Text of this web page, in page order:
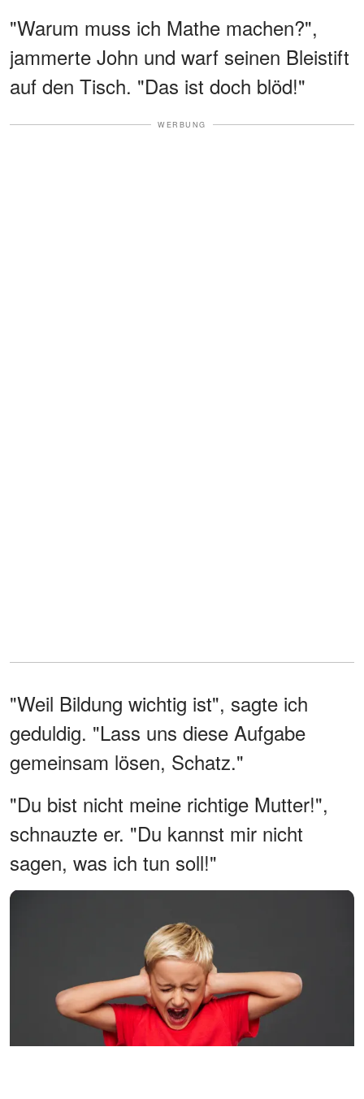
"Warum muss ich Mathe machen?",
jammerte John und warf seinen Bleistift
auf den Tisch. "Das ist doch blöd!"
WERBUNG
"Weil Bildung wichtig ist", sagte ich
geduldig. "Lass uns diese Aufgabe
gemeinsam lösen, Schatz."
"Du bist nicht meine richtige Mutter!",
schnauzte er. "Du kannst mir nicht
sagen, was ich tun soll!"